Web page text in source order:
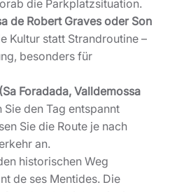
historischen Weg
de ses Mentides. Die
Strecke als leicht, mit einer
Stunde; sie folgt alten
und Sóller. Für aktive
passt unser Beitrag über
für Gäste, die die
möchten.
Kulinarik
und